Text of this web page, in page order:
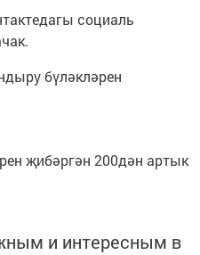
социаль
бүләкләрен
җибәргән 200дән артык
и интересным в